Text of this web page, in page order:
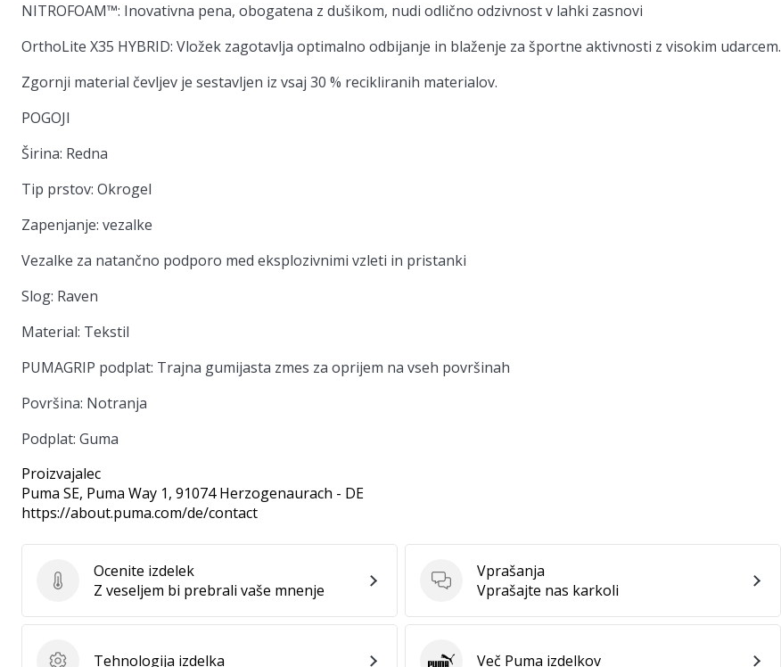
NITROFOAM™: Inovativna pena, obogatena z dušikom, nudi odlično odzivnost v lahki zasnovi
OrthoLite X35 HYBRID: Vložek zagotavlja optimalno odbijanje in blaženje za športne aktivnosti z visokim udarcem.
Zgornji material čevljev je sestavljen iz vsaj 30 % recikliranih materialov.
POGOJI
Širina: Redna
Tip prstov: Okrogel
Zapenjanje: vezalke
Vezalke za natančno podporo med eksplozivnimi vzleti in pristanki
Slog: Raven
Material: Tekstil
PUMAGRIP podplat: Trajna gumijasta zmes za oprijem na vseh površinah
Površina: Notranja
Podplat: Guma
Proizvajalec
Puma SE, Puma Way 1, 91074 Herzogenaurach - DE
https://about.puma.com/de/contact
Ocenite izdelek
Ocenite izdelek
Z veseljem bi prebrali vaše mnenje
Vprašanja
Vprašanja
Vprašajte nas karkoli
Tehnologija izdelka Več Puma izdelkov